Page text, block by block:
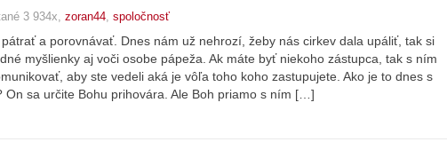
3 934x, zoran44 spoločnosť
a porovnávať. Dnes nám už nehrozí, žeby nás cirkev dala upáliť, tak si
myšlienky aj voči osobe pápeža. Ak máte byť niekoho zástupca, tak s ním
aby ste vedeli aká je vôľa toho koho zastupujete. Ako je to dnes s
On sa určite Bohu prihovára. Ale Boh priamo s ním […]